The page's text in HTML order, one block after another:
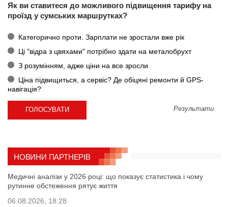
Як ви ставитеся до можливого підвищення тарифу на
проїзд у сумських маршрутках?
Категорично проти. Зарплати не зростали вже рік
Ці "відра з цвяхами" потрібно здати на металобрухт
З розумінням, адже ціни на все зросли
Ціна підвищиться, а сервіс? Де обіцяні ремонти й GPS-
навігація?
Результати
НОВИНИ ПАРТНЕРІВ
Медичні аналізи у 2026 році: що показує статистика і чому
рутинне обстеження рятує життя
06.08.2026, 18:28